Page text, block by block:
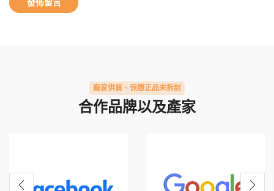
廠家供貨、保證正品未拆封
合作品牌以及產家